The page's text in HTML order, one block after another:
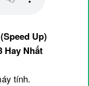
Up)
Hay Nhất
tính.